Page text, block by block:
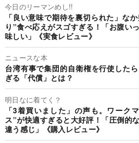
今日のリーマンめし!!
「良い意味で期待を裏切られた」な
り”食べ応えがスゴすぎる！「お腹い
味しい」《実食レビュー》
ニュースな本
台湾有事で集団的自衛権を行使した
ぎる「代償」とは？
明日なに着てく？
「3着買いました」の声も。ワーク
ス”が快適すぎると大好評！「圧倒的
違う感じ」《購入レビュー》